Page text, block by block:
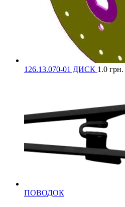
126.13.070-01 ДИСК 1.0 грн.
ПОВОДОК